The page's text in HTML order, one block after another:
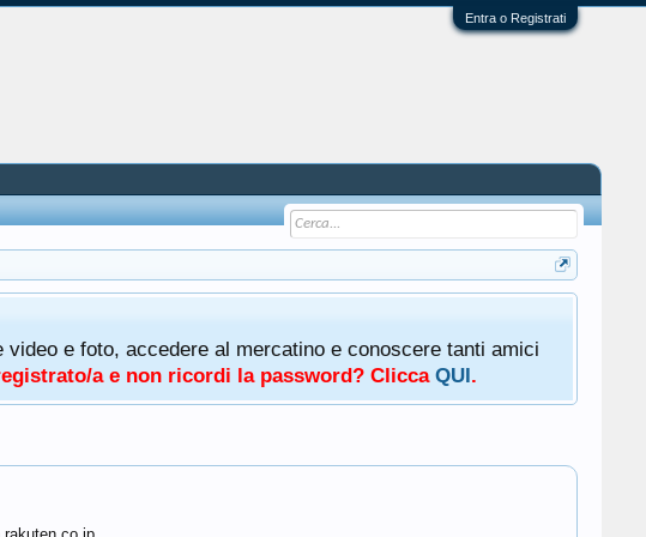
Entra o Registrati
e foto, accedere al mercatino e conoscere tanti amici
a e non ricordi la password? Clicca QUI.